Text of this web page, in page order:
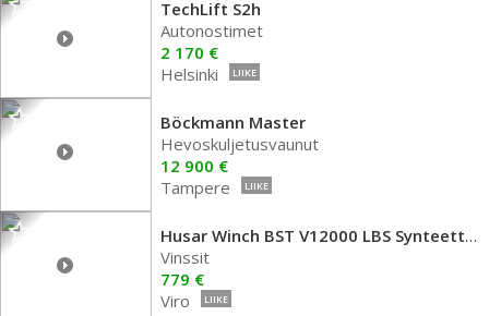
TechLift S2h
Autonostimet
2 170 €
Helsinki
LIIKE
Böckmann Master
Hevoskuljetusvaunut
12 900 €
Tampere
LIIKE
Husar Winch BST V12000 LBS Synteettinen Vi
Vinssit
779 €
Viro
LIIKE